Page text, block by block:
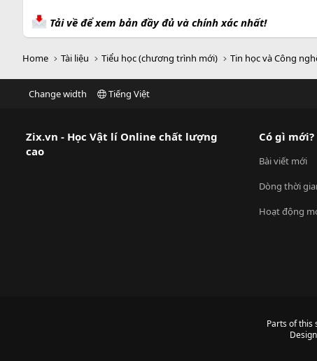
Tải về để xem bản đầy đủ và chính xác nhất!
Home Tài liệu Tiểu học (chương trình mới) Tin học và Công
Change width Tiếng Việt
Zix.vn - Học Vật lí Online chất lượng
cao
Có gì mới?
Bài viết mới
Dòng thời
Hoạt động
Parts of this